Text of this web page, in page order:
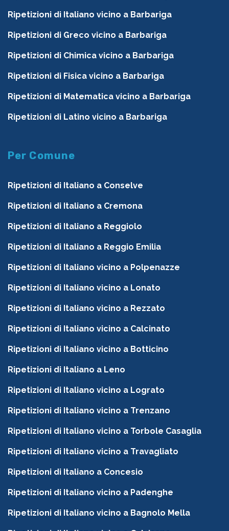
Ripetizioni di Italiano vicino a Barbariga
Ripetizioni di Greco vicino a Barbariga
Ripetizioni di Chimica vicino a Barbariga
Ripetizioni di Fisica vicino a Barbariga
Ripetizioni di Matematica vicino a Barbariga
Ripetizioni di Latino vicino a Barbariga
Per Comune
Ripetizioni di Italiano a Conselve
Ripetizioni di Italiano a Cremona
Ripetizioni di Italiano a Reggiolo
Ripetizioni di Italiano a Reggio Emilia
Ripetizioni di Italiano vicino a Polpenazze
Ripetizioni di Italiano vicino a Lonato
Ripetizioni di Italiano vicino a Rezzato
Ripetizioni di Italiano vicino a Calcinato
Ripetizioni di Italiano vicino a Botticino
Ripetizioni di Italiano a Leno
Ripetizioni di Italiano vicino a Lograto
Ripetizioni di Italiano vicino a Trenzano
Ripetizioni di Italiano vicino a Torbole Casaglia
Ripetizioni di Italiano vicino a Travagliato
Ripetizioni di Italiano a Concesio
Ripetizioni di Italiano vicino a Padenghe
Ripetizioni di Italiano vicino a Bagnolo Mella